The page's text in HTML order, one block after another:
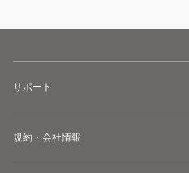
サポート
規約・会社情報